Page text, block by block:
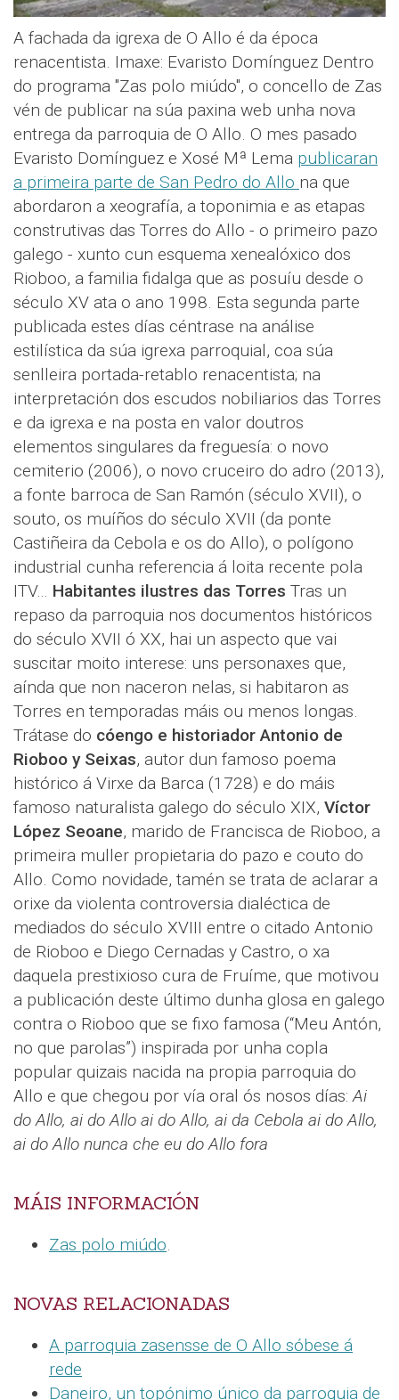
A fachada da igrexa de O Allo é da época
renacentista. Imaxe: Evaristo Domínguez Dentro
do programa "Zas polo miúdo", o concello de Zas
vén de publicar na súa paxina web unha nova
entrega da parroquia de O Allo. O mes pasado
Evaristo Domínguez e Xosé Mª Lema publicaran
a primeira parte de San Pedro do Allo na que
abordaron a xeografía, a toponimia e as etapas
construtivas das Torres do Allo - o primeiro pazo
galego - xunto cun esquema xenealóxico dos
Rioboo, a familia fidalga que as posuíu desde o
século XV ata o ano 1998. Esta segunda parte
publicada estes días céntrase na análise
estilística da súa igrexa parroquial, coa súa
senlleira portada-retablo renacentista; na
interpretación dos escudos nobiliarios das Torres
e da igrexa e na posta en valor doutros
elementos singulares da freguesía: o novo
cemiterio (2006), o novo cruceiro do adro (2013),
a fonte barroca de San Ramón (século XVII), o
souto, os muíños do século XVII (da ponte
Castiñeira da Cebola e os do Allo), o polígono
industrial cunha referencia á loita recente pola
ITV… Habitantes ilustres das Torres Tras un
repaso da parroquia nos documentos históricos
do século XVII ó XX, hai un aspecto que vai
suscitar moito interese: uns personaxes que,
aínda que non naceron nelas, si habitaron as
Torres en temporadas máis ou menos longas.
Trátase do cóengo e historiador Antonio de
Rioboo y Seixas, autor dun famoso poema
histórico á Virxe da Barca (1728) e do máis
famoso naturalista galego do século XIX, Víctor
López Seoane, marido de Francisca de Rioboo, a
primeira muller propietaria do pazo e couto do
Allo. Como novidade, tamén se trata de aclarar a
orixe da violenta controversia dialéctica de
mediados do século XVIII entre o citado Antonio
de Rioboo e Diego Cernadas y Castro, o xa
daquela prestixioso cura de Fruíme, que motivou
a publicación deste último dunha glosa en galego
contra o Rioboo que se fixo famosa (“Meu Antón,
no que parolas”) inspirada por unha copla
popular quizais nacida na propia parroquia do
Allo e que chegou por vía oral ós nosos días: Ai
do Allo, ai do Allo ai do Allo, ai da Cebola ai do Allo,
ai do Allo nunca che eu do Allo fora
MÁIS INFORMACIÓN
Zas polo miúdo
NOVAS RELACIONADAS
A parroquia zasensse de O Allo sóbese á
rede
Daneiro, un topónimo único da parroquia de